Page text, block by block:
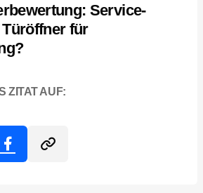
Service-
für
ZITAT AUF: